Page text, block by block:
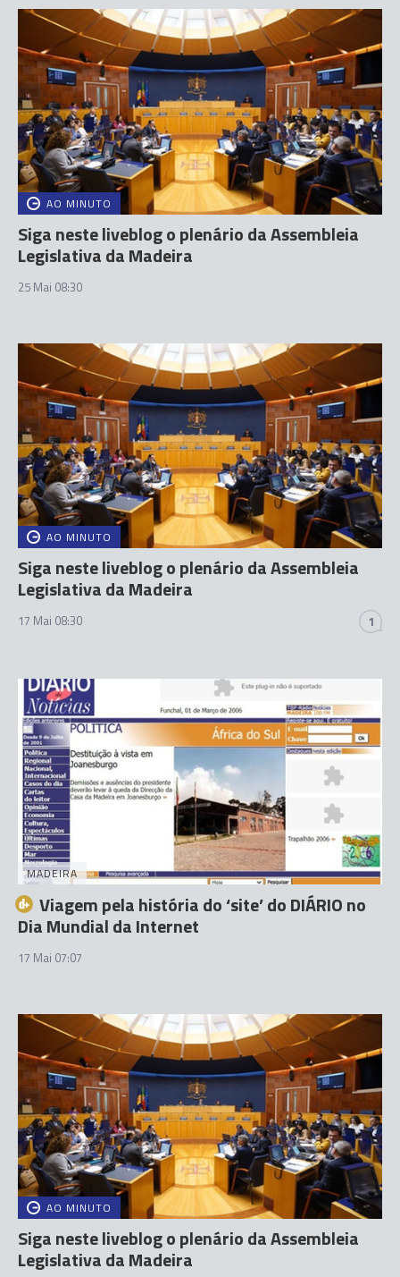
AO MINUTO
Siga neste liveblog o plenário da Assembleia
Legislativa da Madeira
25 Mai 08:30
AO MINUTO
Siga neste liveblog o plenário da Assembleia
Legislativa da Madeira
17 Mai 08:30 1
MADEIRA
Viagem pela história do ‘site’ do DIÁRIO no
Dia Mundial da Internet
17 Mai 07:07
AO MINUTO
Siga neste liveblog o plenário da Assembleia
Legislativa da Madeira